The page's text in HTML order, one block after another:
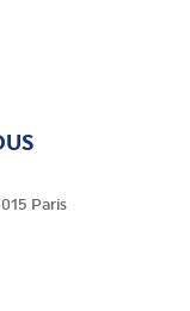
Paris